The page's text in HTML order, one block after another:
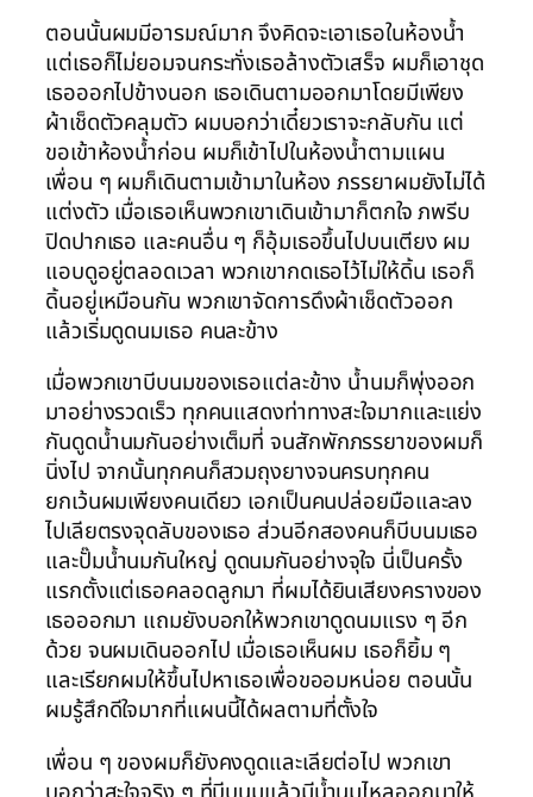
ตอนนั้นผมมีอารมณ์มาก จึงคิดจะเอาเธอในห้องน้ำ
แต่เธอก็ไม่ยอมจนกระทั่งเธอล้างตัวเสร็จ ผมก็เอาชุด
เธอออกไปข้างนอก เธอเดินตามออกมาโดยมีเพียง
ผ้าเช็ดตัวคลุมตัว ผมบอกว่าเดี๋ยวเราจะกลับกัน แต่
ขอเข้าห้องน้ำก่อน ผมก็เข้าไปในห้องน้ำตามแผน
เพื่อน ๆ ผมก็เดินตามเข้ามาในห้อง ภรรยาผมยังไม่ได้
แต่งตัว เมื่อเธอเห็นพวกเขาเดินเข้ามาก็ตกใจ ภพรีบ
ปิดปากเธอ และคนอื่น ๆ ก็อุ้มเธอขึ้นไปบนเตียง ผม
แอบดูอยู่ตลอดเวลา พวกเขากดเธอไว้ไม่ให้ดิ้น เธอก็
ดิ้นอยู่เหมือนกัน พวกเขาจัดการดึงผ้าเช็ดตัวออก
แล้วเริ่มดูดนมเธอ คนละข้าง
เมื่อพวกเขาบีบนมของเธอแต่ละข้าง น้ำนมก็พุ่งออก
มาอย่างรวดเร็ว ทุกคนแสดงท่าทางสะใจมากและแย่ง
กันดูดน้ำนมกันอย่างเต็มที่ จนสักพักภรรยาของผมก็
นิ่งไป จากนั้นทุกคนก็สวมถุงยางจนครบทุกคน
ยกเว้นผมเพียงคนเดียว เอกเป็นคนปล่อยมือและลง
ไปเลียตรงจุดลับของเธอ ส่วนอีกสองคนก็บีบนมเธอ
และปั๊มน้ำนมกันใหญ่ ดูดนมกันอย่างจุใจ นี่เป็นครั้ง
แรกตั้งแต่เธอคลอดลูกมา ที่ผมได้ยินเสียงครางของ
เธอออกมา แถมยังบอกให้พวกเขาดูดนมแรง ๆ อีก
ด้วย จนผมเดินออกไป เมื่อเธอเห็นผม เธอก็ยิ้ม ๆ
และเรียกผมให้ขึ้นไปหาเธอเพื่อขออมหน่อย ตอนนั้น
ผมรู้สึกดีใจมากที่แผนนี้ได้ผลตามที่ตั้งใจ
เพื่อน ๆ ของผมก็ยังคงดูดและเลียต่อไป พวกเขา